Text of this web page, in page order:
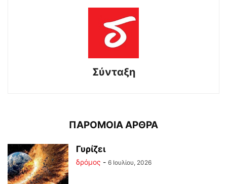
Σύνταξη
ΠΑΡΟΜΟΙΑ ΑΡΘΡΑ
Γυρίζει
δρόμος - 6 Ιουλίου, 2026